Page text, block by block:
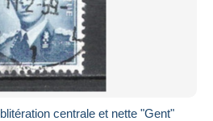
centrale et nette "Gent"